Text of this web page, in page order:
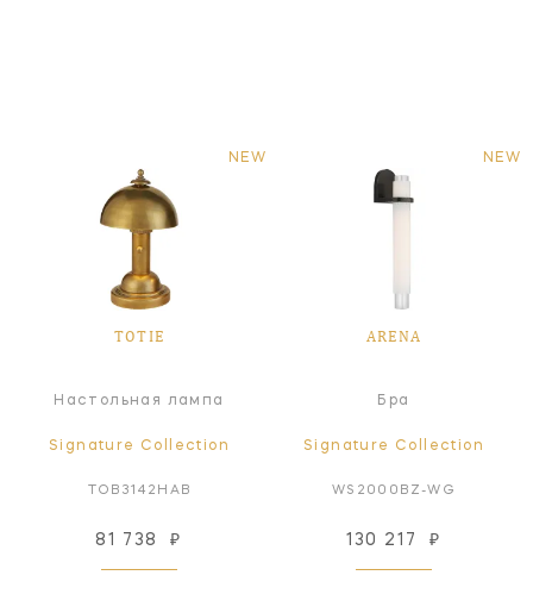
NEW
TOTIE
Настольная лампа
Signature Collection
TOB3142HAB
81 738 ₽
NEW
ARENA
Бра
Signature Collection
WS2000BZ-WG
130 217 ₽